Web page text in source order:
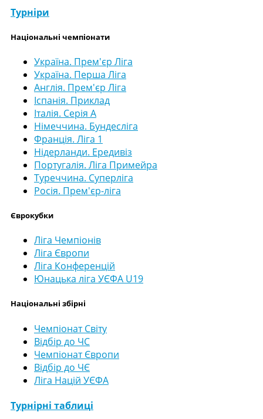
Турніри
Національні чемпіонати
Україна. Прем'єр Ліга
Україна. Перша Ліга
Англія. Прем'єр Ліга
Іспанія. Приклад
Італія. Серія А
Німеччина. Бундесліга
Франція. Ліга 1
Нідерланди. Ередивіз
Португалія. Ліга Примейра
Туреччина. Суперліга
Росія. Прем'єр-ліга
Єврокубки
Ліга Чемпіонів
Ліга Європи
Ліга Конференцій
Юнацька ліга УЄФА U19
Національні збірні
Чемпіонат Світу
Відбір до ЧС
Чемпіонат Європи
Відбір до ЧЄ
Ліга Націй УЄФА
Турнірні таблиці